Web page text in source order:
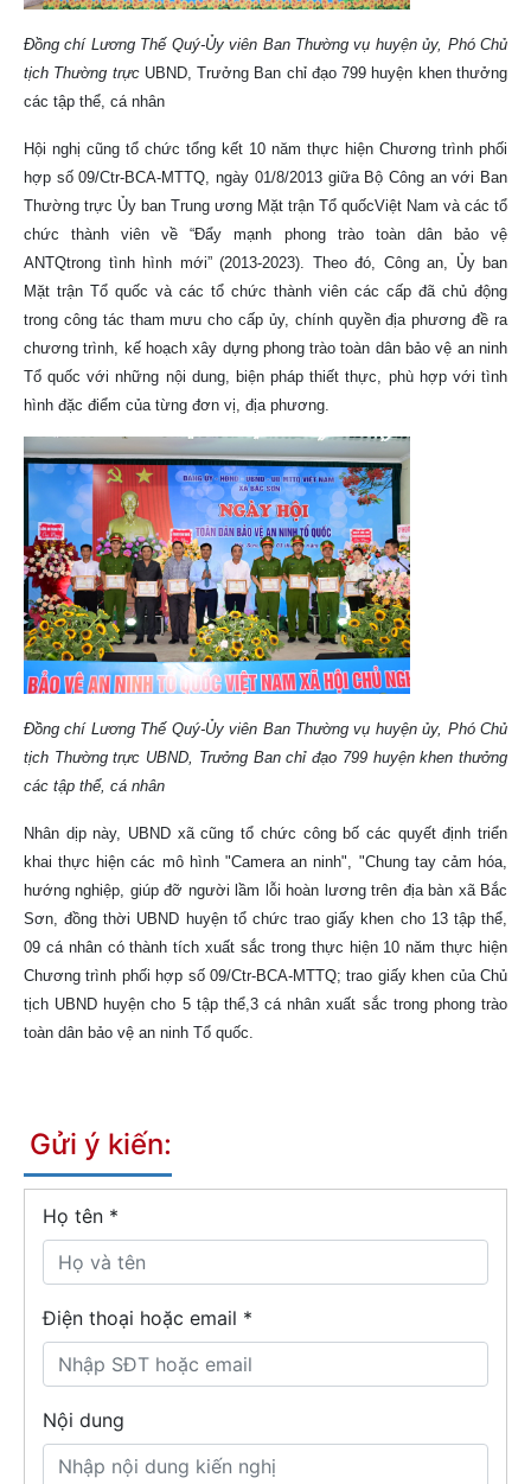
Đồng chí Lương Thế Quý-Ủy viên Ban Thường vụ huyện ủy, Phó Chủ
tịch Thường trựcUBND, Trưởng Ban chỉ đạo 799 huyện khen thưởng
các tập thể, cá nhân
Hội nghị cũng tổ chức tổng kết 10 năm thực hiện Chương trình phối
hợp số 09/Ctr-BCA-MTTQ, ngày 01/8/2013 giữa Bộ Công an với Ban
Thường trực Ủy ban Trung ương Mặt trận Tổ quốcViệt Nam và các tổ
chức thành viên về “Đẩy mạnh phong trào toàn dân bảo vệ
ANTQtrong tình hình mới” (2013-2023). Theo đó, Công an, Ủy ban
Mặt trận Tổ quốc và các tổ chức thành viên các cấp đã chủ động
trong công tác tham mưu cho cấp ủy, chính quyền địa phương đề ra
chương trình, kế hoạch xây dựng phong trào toàn dân bảo vệ an ninh
Tổ quốc với những nội dung, biện pháp thiết thực, phù hợp với tình
hình đặc điểm của từng đơn vị, địa phương.
Đồng chí Lương Thế Quý-Ủy viên Ban Thường vụ huyện ủy, Phó Chủ
tịch Thường trực UBND, Trưởng Ban chỉ đạo 799 huyện khen thưởng
các tập thể, cá nhân
Nhân dịp này, UBND xã cũng tổ chức công bố các quyết định triển
khai thực hiện các mô hình "Camera an ninh", "Chung tay cảm hóa,
hướng nghiệp, giúp đỡ người lầm lỗi hoàn lương trên địa bàn xã Bắc
Sơn, đồng thời UBND huyện tổ chức trao giấy khen cho 13 tập thể,
09 cá nhân có thành tích xuất sắc trong thực hiện 10 năm thực hiện
Chương trình phối hợp số 09/Ctr-BCA-MTTQ; trao giấy khen của Chủ
tịch UBND huyện cho 5 tập thể,3 cá nhân xuất sắc trong phong trào
toàn dân bảo vệ an ninh Tổ quốc.
Gửi ý kiến:
Họ tên *
Điện thoại hoặc email *
Nội dung